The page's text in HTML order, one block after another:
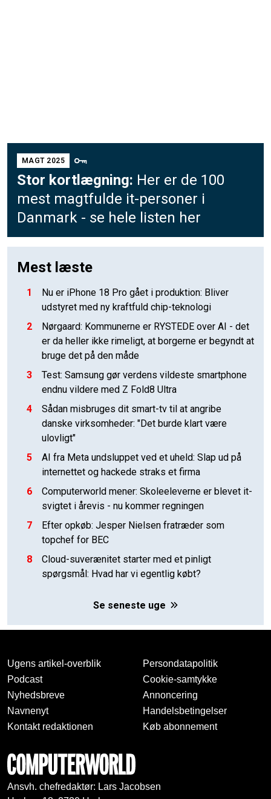
MAGT 2025
Stor kortlægning: Her er de 100
mest magtfulde it-personer i
Danmark - se hele listen her
Mest læste
1
Nu er iPhone 18 Pro gået i produktion: Bliver
udstyret med ny kraftfuld chip-teknologi
2
Nørgaard: Kommunerne er RYSTEDE over AI - det
er da heller ikke rimeligt, at borgerne er begyndt at
bruge det på den måde
3
Test: Samsung gør verdens vildeste smartphone
endnu vildere med Z Fold8 Ultra
4
Sådan misbruges dit smart-tv til at angribe
danske virksomheder: "Det burde klart være
ulovligt"
5
AI fra Meta undsluppet ved et uheld: Slap ud på
internettet og hackede straks et firma
6
Computerworld mener: Skoleeleverne er blevet it-
svigtet i årevis - nu kommer regningen
7
Efter opkøb: Jesper Nielsen fratræder som
topchef for BEC
8
Cloud-suverænitet starter med et pinligt
spørgsmål: Hvad har vi egentlig købt?
Se seneste uge
Ugens artikel-overblik
Podcast
Nyhedsbreve
Navnenyt
Kontakt redaktionen
Persondatapolitik
Cookie-samtykke
Annoncering
Handelsbetingelser
Køb abonnement
Ansvh. chefredaktør: Lars Jacobsen